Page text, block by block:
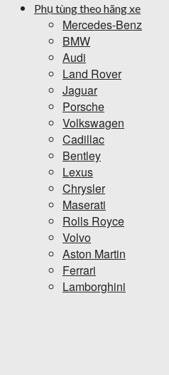
Phụ tùng theo hãng xe
Mercedes-Benz
BMW
Audi
Land Rover
Jaguar
Porsche
Volkswagen
Cadillac
Bentley
Lexus
Chrysler
Maserati
Rolls Royce
Volvo
Aston Martin
Ferrari
Lamborghini